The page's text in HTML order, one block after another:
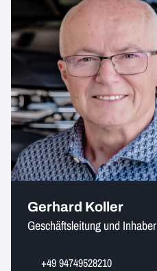
Gerhard Koller
Geschäftsleitung und Inhaber
+49 94749528210